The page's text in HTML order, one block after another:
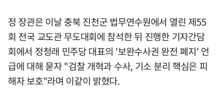
정 장관은 이날 충북 진천군 법무연수원에서 열린 제55
회 전국 교도관 무도대회에 참석한 뒤 진행한 기자간담
회에서 정청래 민주당 대표의 '보완수사권 완전 폐지' 언
급에 대해 묻자 "검찰 개혁과 수사, 기소 분리 핵심은 피
해자 보호"라며 이같이 밝혔다.